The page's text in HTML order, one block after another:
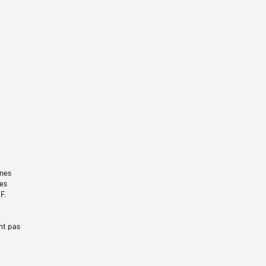
pas